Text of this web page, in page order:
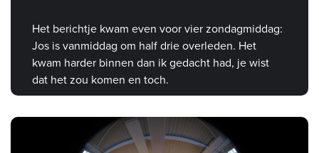
Het berichtje kwam even voor vier zondagmiddag:
Jos is vanmiddag om half drie overleden. Het
kwam harder binnen dan ik gedacht had, je wist
dat het zou komen en toch.